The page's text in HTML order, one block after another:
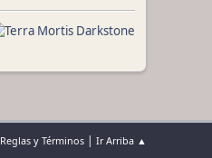
Reglas y Términos | Ir Arriba ▲